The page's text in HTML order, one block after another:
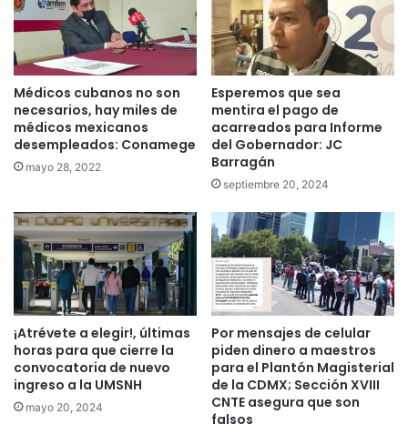
Médicos cubanos no son
necesarios, hay miles de
médicos mexicanos
desempleados: Conamege
mayo 28, 2022
Esperemos que sea
mentira el pago de
acarreados para Informe
del Gobernador: JC
Barragán
septiembre 20, 2024
¡Atrévete a elegir!, últimas
horas para que cierre la
convocatoria de nuevo
ingreso a la UMSNH
mayo 20, 2024
Por mensajes de celular
piden dinero a maestros
para el Plantón Magisterial
de la CDMX; Sección XVIII
CNTE asegura que son
falsos